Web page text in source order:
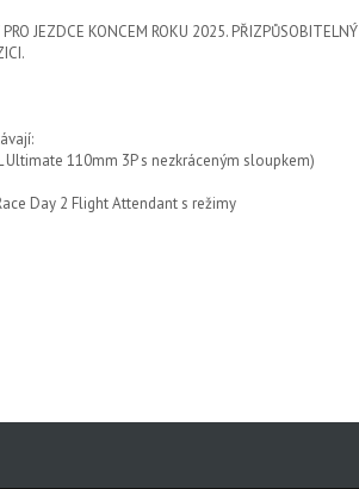
JEZDCE KONCEM ROKU 2025. PŘIZPŮSOBITELNÝ
110mm 3P s nezkráceným sloupkem)
Day 2 Flight Attendant s režimy